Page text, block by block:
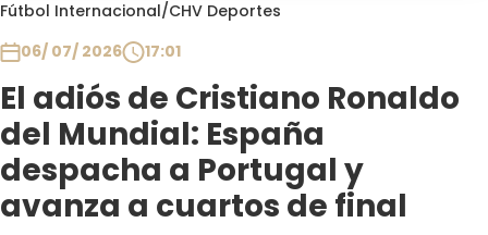
Fútbol Internacional/CHV Deportes
06/ 07/ 2026
17:01
El adiós de Cristiano Ronaldo
del Mundial: España
despacha a Portugal y
avanza a cuartos de final
Programas
Club De La Comedia
Contigo en Directo
Plan Perfecto
El Tiempo
Sabingo
Todos Los Programas